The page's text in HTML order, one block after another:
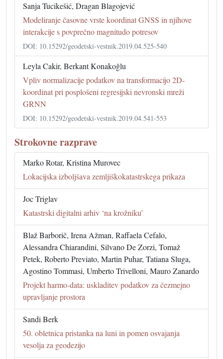
Sanja Tucikešić, Dragan Blagojević
Modeliranje časovne vrste koordinat GNSS in njihove
interakcije s povprečno magnitudo potresov
DOI: 10.15292/geodetski-vestnik.2019.04.525-540
Leyla Cakir, Berkant Konakoğlu
Vpliv normalizacije podatkov na transformacijo 2D-
koordinat pri posplošeni regresijski nevronski mreži
GRNN
DOI: 10.15292/geodetski-vestnik.2019.04.541-553
Strokovne razprave
Marko Rotar, Kristina Murovec
Lokacijska izboljšava zemljiškokatastrskega prikaza
Joc Triglav
Katastrski digitalni arhiv ‘na krožniku’
Blaž Barborič, Irena Ažman, Raffaela Cefalo,
Alessandra Chiarandini, Silvano De Zorzi, Tomaž
Petek, Roberto Previato, Martin Puhar, Tatiana Sluga,
Agostino Tommasi, Umberto Trivelloni, Mauro Zanardo
Projekt harmo-data: uskladitev podatkov za čezmejno
upravljanje prostora
Sandi Berk
50. obletnica pristanka na luni in pomen osvajanja
vesolja za geodezijo